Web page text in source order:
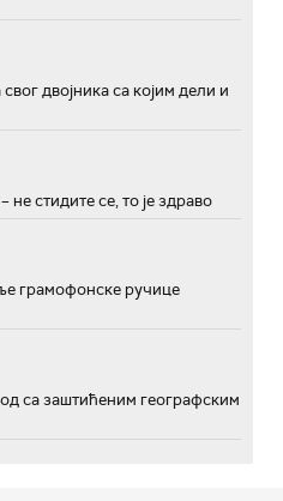
двојника са којим дели и
не стидите се, то је здраво
грамофонске ручице
са заштићеним географским